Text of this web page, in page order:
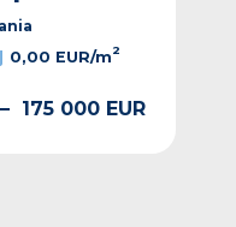
0,00 EUR/m2
175 000 EUR